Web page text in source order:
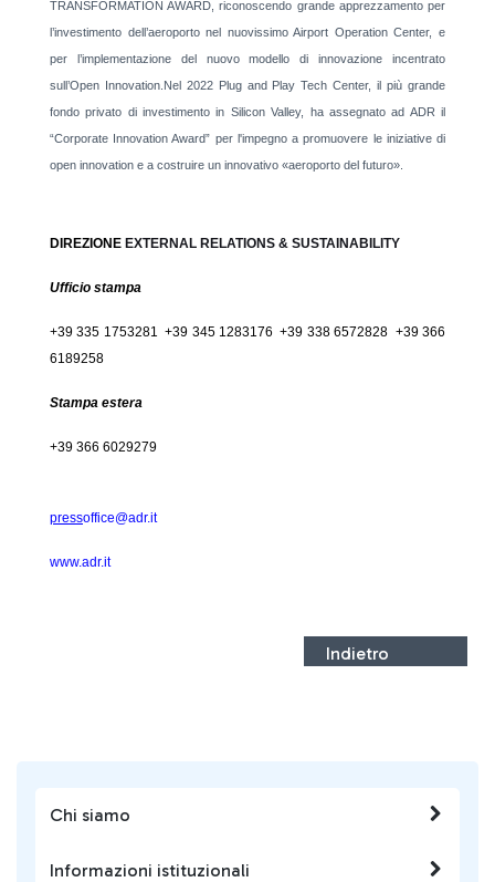
Chi siamo
Informazioni istituzionali
TRANSFORMATION AWARD, riconoscendo grande apprezzamento per
l’investimento dell’aeroporto nel nuovissimo Airport Operation Center, e
per l’implementazione del nuovo modello di innovazione incentrato
sull’Open Innovation.Nel 2022 Plug and Play Tech Center, il più grande
fondo privato di investimento in Silicon Valley, ha assegnato ad ADR il
“Corporate Innovation Award” per l'impegno a promuovere le iniziative di
open innovation e a costruire un innovativo «aeroporto del futuro».
DIREZIONE EXTERNAL RELATIONS & SUSTAINABILITY
Ufficio stampa
+39 335 1753281 +39 345 1283176 +39 338 6572828 +39 366
6189258
Stampa estera
+39 366 6029279
pressoffice@adr.it
www.adr.it
Indietro